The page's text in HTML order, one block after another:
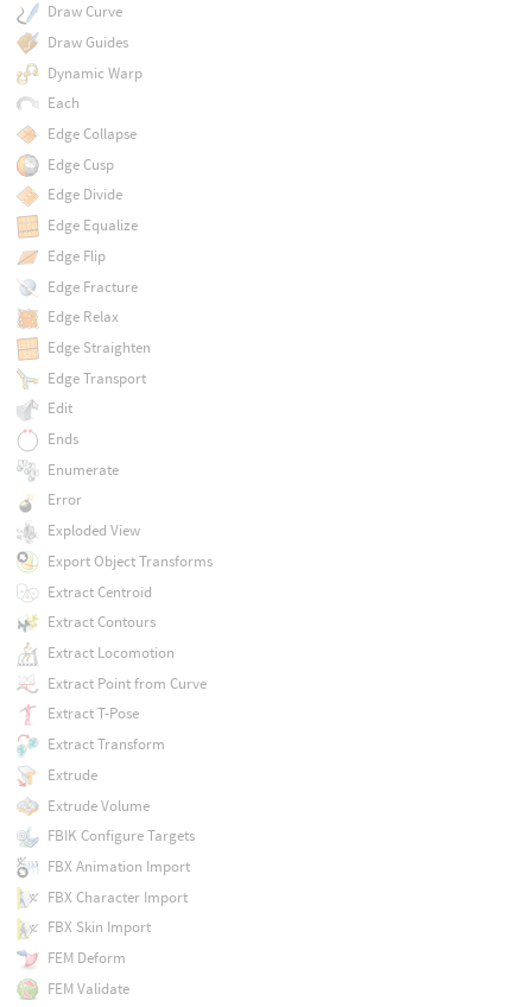
Draw Curve
Draw Guides
Dynamic Warp
Each
Edge Collapse
Edge Cusp
Edge Divide
Edge Equalize
Edge Flip
Edge Fracture
Edge Relax
Edge Straighten
Edge Transport
Edit
Ends
Enumerate
Error
Exploded View
Export Object Transforms
Extract Centroid
Extract Contours
Extract Locomotion
Extract Point from Curve
Extract T-Pose
Extract Transform
Extrude
Extrude Volume
FBIK Configure Targets
FBX Animation Import
FBX Character Import
FBX Skin Import
FEM Deform
FEM Validate